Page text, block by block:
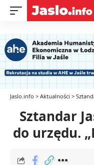
Jaslo.info > Aktualności >
Sztandar
do urzędu.